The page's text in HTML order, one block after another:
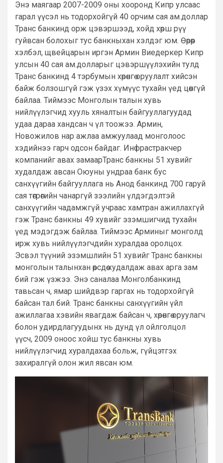
Энэ маягаар 2007-2009 оны хооронд Кипр улсаас
гарал үүсэл нь тодорхойгүй 40 орчим сая ам.доллар
Транс банкинд орж цэвэршээд, хойд хөрш рүү
гуйвсан болохыг тус банкныхан хэлдэг юм. Өөрөөр
хэлбэл, щвейцарын иргэн Армин Виедеркер Кипр
улсын 40 сая ам.долларыг цэвэршүүлэхийн тулд
Транс банкинд 4 тэрбумын хөрөнгө оруулалт хийсэн
байж болзошгүй гэж үзэх хүмүүс тухайн үед цөөнгүй
байлаа. Тиймээс Монголын талын хувь
нийлүүлэгчид хууль хяналтын байгууллагуудад
удаа дараа хандсан ч үл тоожээ. Армин,
Новожилов нар ажлаа амжуулаад монголоос
хэдийнээ гарч одсон байдаг. Инфрастракчер
компанийг авах замаарТранс банкны 51 хувийг
худалдаж авсан Оюуны ундраа банк бус
санхүүгийн байгууллага нь Анод банкинд 700 гаруй
сая төгрөгийн чанаргүй зээлийн үлдэгдэлтэй
санхүүгийн чадамжгүй учраас хамтран ажиллахгүй
гэж Транс банкны 49 хувийг эзэмшигчид тухайн
үед мэдэгдэж байлаа. Тиймээс Арминыг монголд
ирж хувь нийлүүлэгчдийн хуралдаа оролцох.
Эсвэл түүний эзэмшлийн 51 хувийг Транс банкны
монголын талынхан өөрсдөө худалдаж авах арга зам
бий гэж үзжээ. Энэ саналаа Монголбанкинд
тавьсан ч, ямар шийдвэр гаргах нь тодорхойгүй
байсан тал бий. Транс банкны санхүүгийн үйл
ажиллагаа хэвийн явагдаж байсан ч, хөрөнгө оруулагч
болон удирдлагуудынх нь дунд үл ойлголцол
үүсч, 2009 оноос хойш тус банкны хувь
нийлүүлэгчид хуралдахаа больж, гүйцэтгэх
захиралгүй олон жил явсан юм.